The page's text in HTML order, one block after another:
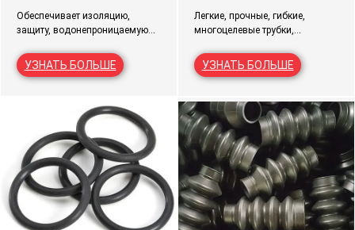
Обеспечивает изоляцию,
защиту, водонепроницаемую
стойкость, долговечность
проводки и кабелей.
УЗНАТЬ БОЛЬШЕ
Легкие, прочные, гибкие,
многоцелевые трубки,
медицине,
автомобилестроении, упаковке
УЗНАТЬ БОЛЬШЕ